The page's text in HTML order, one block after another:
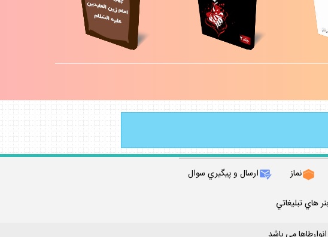
نماز ارسال و پيگيري سوال
بنر هاي تبليغاتي